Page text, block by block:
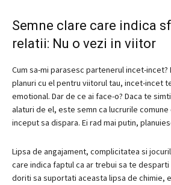
Semne clare care indica
relatii: Nu o vezi in viitor
Cum sa-mi parasesc partenerul incet-incet?
planuri cu el pentru viitorul tau, incet-incet
emotional. Dar de ce ai face-o? Daca te
alaturi de el, este semn ca lucrurile comune
inceput sa dispara. Ei rad mai putin,
Lipsa de angajament, complicitatea si
care indica faptul ca ar trebui sa te
doriti sa suportati aceasta lipsa de chimie,